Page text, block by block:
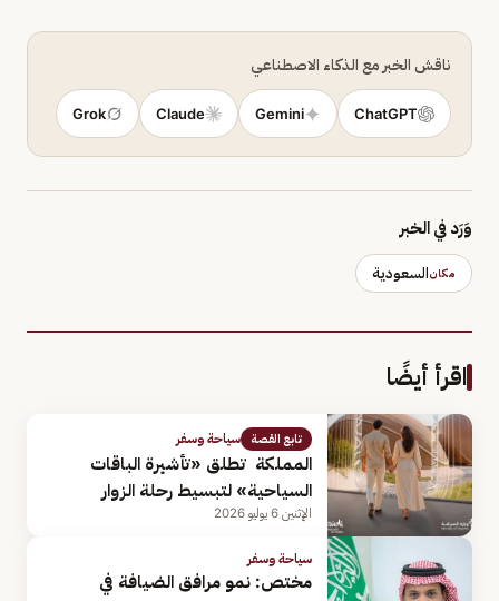
ناقش الخبر مع الذكاء الاصطناعي
ChatGPT
Gemini
Claude
Grok
وَرَد في الخبر
مكانالسعودية
اقرأ أيضًا
تابع القصة سياحة وسفر
المملكة تطلق «تأشيرة الباقات
السياحية» لتبسيط رحلة الزوار
الإثنين 6 يوليو 2026
سياحة وسفر
مختص: نمو مرافق الضيافة في